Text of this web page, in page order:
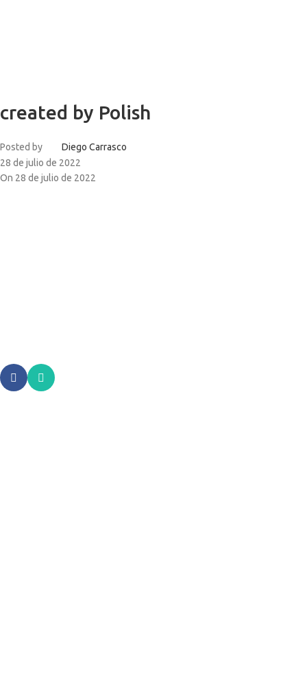
created by Polish
Posted by
Diego Carrasco
28 de julio de 2022
On 28 de julio de 2022